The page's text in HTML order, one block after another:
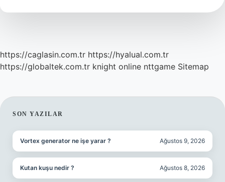
https://caglasin.com.tr https://hyalual.com.tr
https://globaltek.com.tr knight online nttgame Sitemap
SIDEBAR
SON YAZILAR
Vortex generator ne işe yarar ? Ağustos 9, 2026
Kutan kuşu nedir ? Ağustos 8, 2026